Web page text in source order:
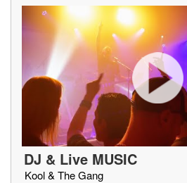
DJ & Live MUSIC
Kool & The Gang